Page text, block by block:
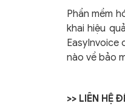
Phần mềm
khai hiệu
nào về bảo
>> LIÊN HỆ